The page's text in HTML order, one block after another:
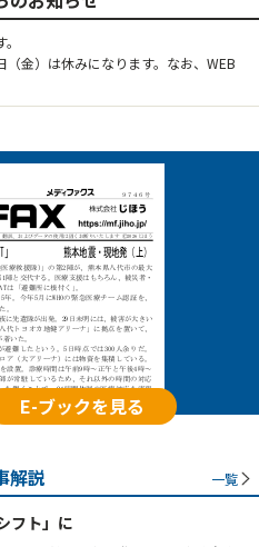
金）は休みになります。なお、WEB
E-ブックを見る
解説 一覧
フト」に